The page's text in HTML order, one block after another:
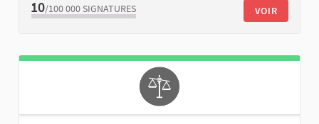
10/100 000 SIGNATURES VOIR